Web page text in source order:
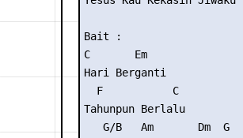
Bait :
C       Em
Hari Berganti
  F           C
Tahunpun Berlalu
   G/B   Am       Dm  G